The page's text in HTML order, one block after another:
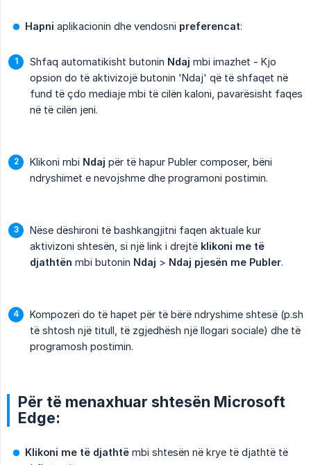
Hapni aplikacionin dhe vendosni preferencat:
Shfaq automatikisht butonin Ndaj mbi imazhet - Kjo
opsion do të aktivizojë butonin 'Ndaj' që të shfaqet në
fund të çdo mediaje mbi të cilën kaloni, pavarësisht faqes
në të cilën jeni.
Klikoni mbi Ndaj për të hapur Publer composer, bëni
ndryshimet e nevojshme dhe programoni postimin.
Nëse dëshironi të bashkangjitni faqen aktuale kur
aktivizoni shtesën, si një link i drejtë klikoni me të
djathtën mbi butonin Ndaj > Ndaj pjesën me Publer.
Kompozeri do të hapet për të bërë ndryshime shtesë (p.sh
të shtosh një titull, të zgjedhësh një llogari sociale) dhe të
programosh postimin.
Për të menaxhuar shtesën Microsoft
Edge:
Klikoni me të djathtë mbi shtesën në krye të djathtë të